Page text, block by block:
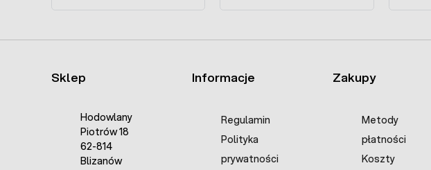
Sklep
Hodowlany
Piotrów 18
62-814
Blizanów
Informacje
Regulamin
Polityka
prywatności
Zakupy
Metody
płatności
Koszty